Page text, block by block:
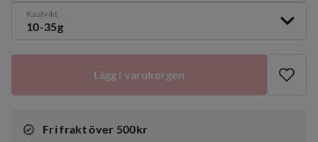
Kastvikt
10-35g
Lägg i varukorgen
Fri frakt över 500kr